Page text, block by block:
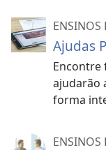
ENSINOS
Ajudas
Encontre
ajudarão
forma
ENSINOS